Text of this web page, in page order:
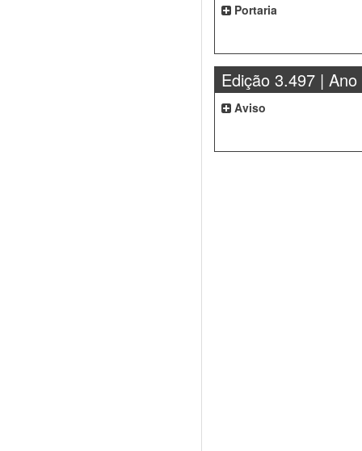
Portaria
Edição 3.497 | Ano
Aviso